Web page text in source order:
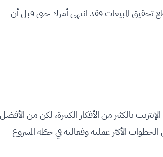
تحقيق المبيعات فقد انتهى أمرك حتى قبل أن
بالكثير من الأفكار الكبيرة، لكن من الأفضل
الأكثر عملية وفعالية في خطّة المشروع